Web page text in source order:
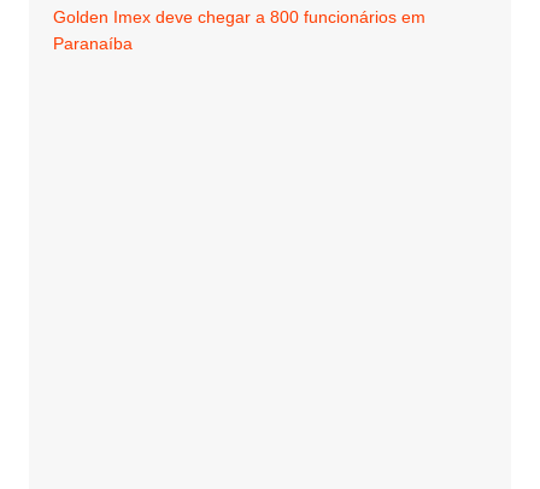
Golden Imex deve chegar a 800 funcionários em
Paranaíba